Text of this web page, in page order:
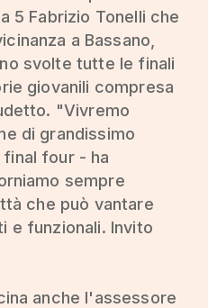
5 Fabrizio Tonelli che
a Bassano,
svolte tutte le finali
giovanili compresa
"Vivremo
di grandissimo
four - ha
sempre
che può vantare
e funzionali. Invito
anche l'assessore